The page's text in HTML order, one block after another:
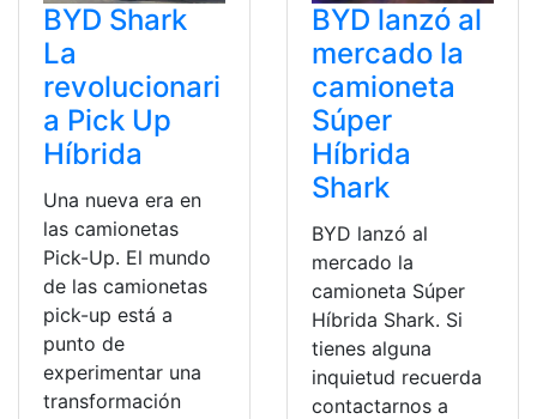
BYD Shark
La
revolucionari
a Pick Up
Híbrida
Una nueva era en
las camionetas
Pick-Up. El mundo
de las camionetas
pick-up está a
punto de
experimentar una
transformación
BYD lanzó al
mercado la
camioneta
Súper
Híbrida
Shark
BYD lanzó al
mercado la
camioneta Súper
Híbrida Shark. Si
tienes alguna
inquietud recuerda
contactarnos a